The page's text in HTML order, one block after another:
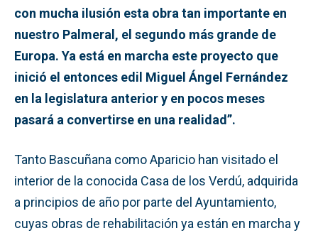
con mucha ilusión esta obra tan importante en
nuestro Palmeral, el segundo más grande de
Europa. Ya está en marcha este proyecto que
inició el entonces edil Miguel Ángel Fernández
en la legislatura anterior y en pocos meses
pasará a convertirse en una realidad”.
Tanto Bascuñana como Aparicio han visitado el
interior de la conocida Casa de los Verdú, adquirida
a principios de año por parte del Ayuntamiento,
cuyas obras de rehabilitación ya están en marcha y